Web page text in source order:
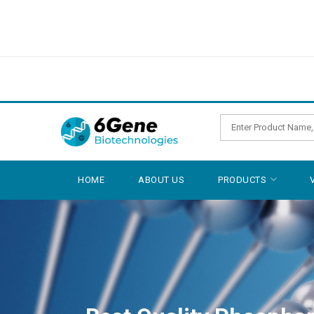
HOME ABOUT US PRODUCTS